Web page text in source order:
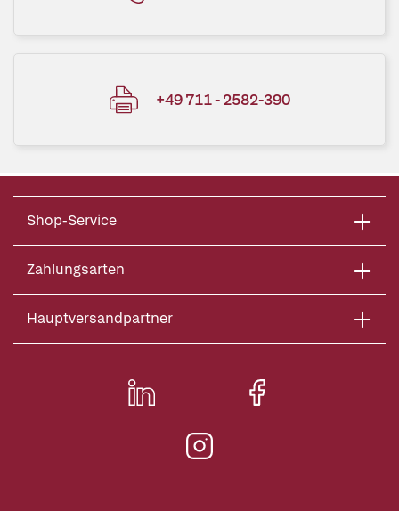
+49 711 - 2582-390
Shop-Service
Zahlungsarten
Hauptversandpartner